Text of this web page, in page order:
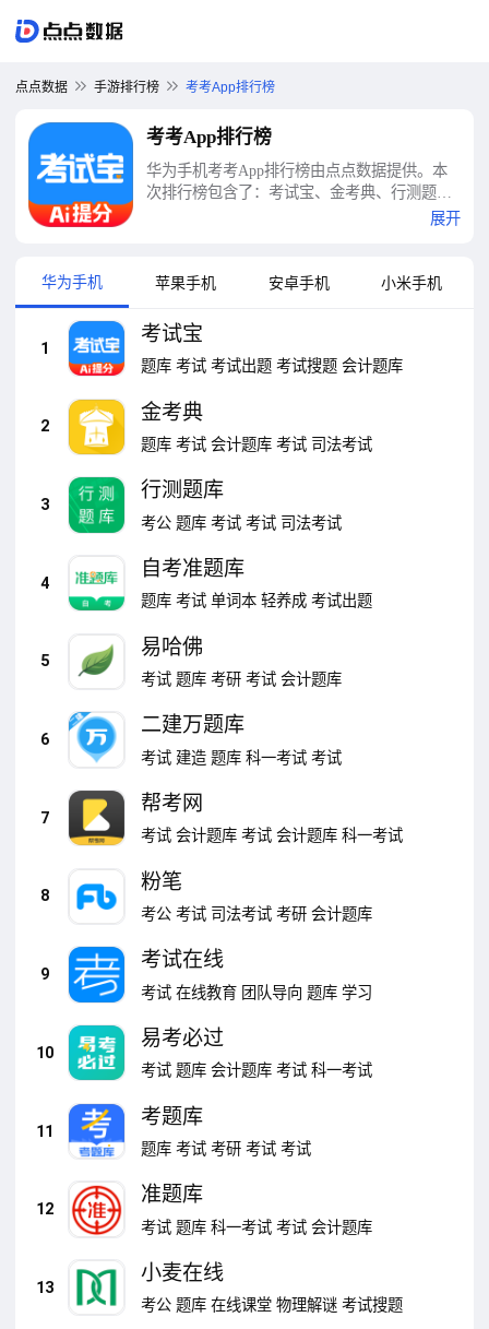
点点数据 手游排行榜 考考App排行榜
考考App排行榜
华为手机考考App排行榜由点点数据提供。本
次排行榜包含了：考试宝、金考典、行测题
库、自考准题库、易哈佛、二建万题库、帮考
展开
华为手机 苹果手机 安卓手机 小米手机
1
考试宝
题库 考试 考试出题 考试搜题 会计题库
2
金考典
题库 考试 会计题库 考试 司法考试
3
行测题库
考公 题库 考试 考试 司法考试
4
自考准题库
题库 考试 单词本 轻养成 考试出题
5
易哈佛
考试 题库 考研 考试 会计题库
6
二建万题库
考试 建造 题库 科一考试 考试
7
帮考网
考试 会计题库 考试 会计题库 科一考试
8
粉笔
考公 考试 司法考试 考研 会计题库
9
考试在线
考试 在线教育 团队导向 题库 学习
10
易考必过
考试 题库 会计题库 考试 科一考试
11
考题库
题库 考试 考研 考试 考试
12
准题库
考试 题库 科一考试 考试 会计题库
13
小麦在线
考公 题库 在线课堂 物理解谜 考试搜题